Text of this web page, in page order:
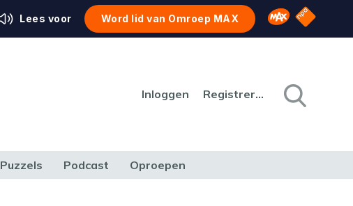
Lees voor Word lid van Omroep MAX Omroep MAX
NPO
Inloggen Registreren
Puzzels Podcast Oproepen